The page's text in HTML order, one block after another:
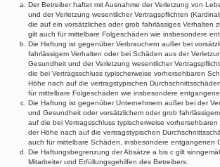
Der Betreiber haftet mit Ausnahme der Verletzung von
und der Verletzung wesentlicher Vertragspflichten
die auf ein vorsätzliches oder grob fahrlässiges Verhalten
gilt auch für mittelbare Folgeschäden wie insbesondere
Die Haftung ist gegenüber Verbrauchern außer bei
fahrlässigem Verhalten oder bei Schäden aus der
Gesundheit und der Verletzung wesentlicher
die bei Vertragsschluss typischerweise vorhersehbaren
Höhe nach auf die vertragstypischen
für mittelbare Folgeschäden wie insbesondere
Die Haftung ist gegenüber Unternehmern außer bei der
und Gesundheit oder vorsätzlichem oder grob
auf die bei Vertragsschluss typischerweise
der Höhe nach auf die vertragstypischen
auch für mittelbare Schäden, insbesondere entgangenen
Die Haftungsbegrenzung der Absätze a bis c gilt
Mitarbeiter und Erfüllungsgehilfen des Betreibers.